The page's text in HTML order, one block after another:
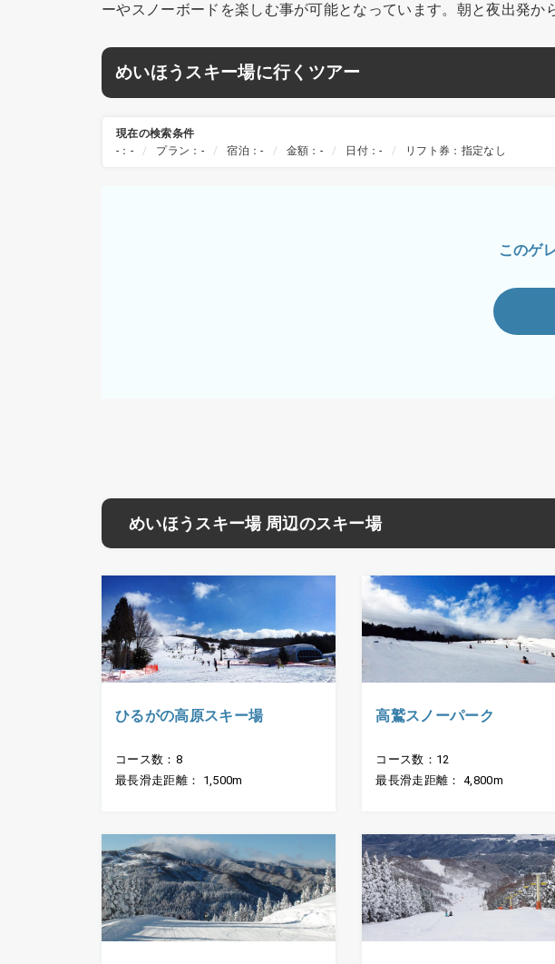
ーやスノーボードを楽しむ事が可能となっています。朝と夜出発か
めいほうスキー場に行くツアー
現在の検索条件
-：-
プラン：- 宿泊：- 金額：- 日付：- リフト券：指定なし
このゲ
めいほうスキー場 周辺のスキー場
ひるがの高原スキー場
コース数：8
最長滑走距離： 1,500m
高鷲スノーパーク
コース数：12
最長滑走距離： 4,800m